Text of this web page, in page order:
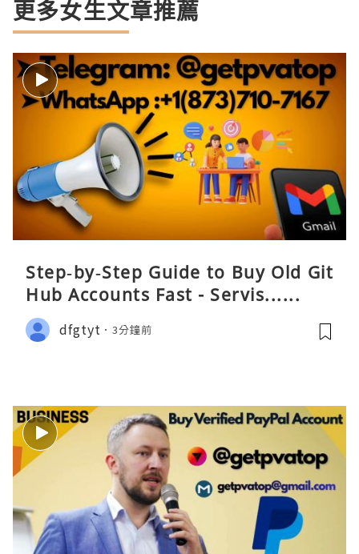
更多女生文章推薦
Step‑by‑Step Guide to Buy Old Git
Hub Accounts Fast - Servis......
dfgtyt 3分鐘前